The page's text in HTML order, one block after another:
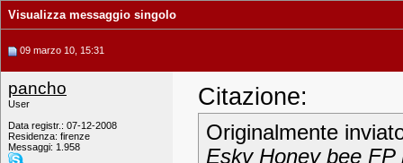
Visualizza messaggio singolo
09 marzo 10, 15:31
pancho
User
Data registr.: 07-12-2008
Residenza: firenze
Messaggi: 1.958
Citazione:
Originalmente
Esky Honey bee